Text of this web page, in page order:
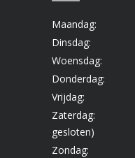
Maandag:
Dinsdag:
Woensdag:
Donderdag:
Vrijdag:
Zaterdag:
gesloten)
Zondag: